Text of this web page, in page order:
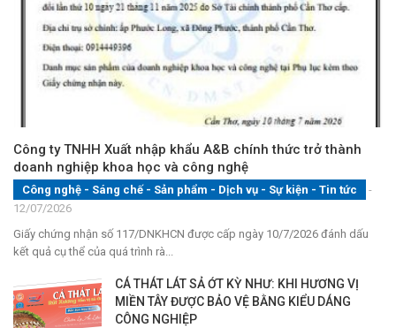
Công ty TNHH Xuất nhập khẩu A&B chính thức trở thành
doanh nghiệp khoa học và công nghệ
Công nghệ - Sáng chế - Sản phẩm - Dịch vụ - Sự kiện - Tin tức
-
12/07/2026
Giấy chứng nhận số 117/DNKHCN được cấp ngày 10/7/2026 đánh dấu
kết quả cụ thể của quá trình rà...
CÁ THÁT LÁT SẢ ỚT KỲ NHƯ: KHI HƯƠNG VỊ
MIỀN TÂY ĐƯỢC BẢO VỆ BẰNG KIỂU DÁNG
CÔNG NGHIỆP